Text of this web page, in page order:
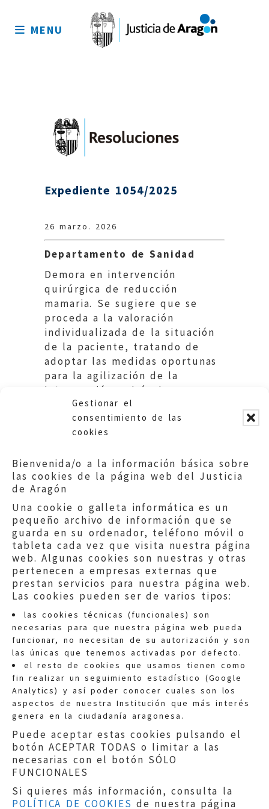
Gestionar el
consentimiento de las
cookies
Bienvenida/o a la información básica sobre
las cookies de la página web del Justicia
de Aragón
Una cookie o galleta informática es un
pequeño archivo de información que se
guarda en su ordenador, teléfono móvil o
tableta cada vez que visita nuestra página
web. Algunas cookies son nuestras y otras
pertenecen a empresas externas que
prestan servicios para nuestra página web.
Las cookies pueden ser de varios tipos:
las cookies técnicas (funcionales) son
necesarias para que nuestra página web pueda
funcionar, no necesitan de su autorización y son
las únicas que tenemos activadas por defecto.
el resto de cookies que usamos tienen como
fin realizar un seguimiento estadístico (Google
Analytics) y así poder conocer cuales son los
aspectos de nuestra Institución que más interés
genera en la ciudadanía aragonesa.
Puede aceptar estas cookies pulsando el
botón ACEPTAR TODAS o limitar a las
necesarias con el botón SÓLO
FUNCIONALES
Si quieres más información, consulta la
POLÍTICA DE COOKIES de nuestra página
sitio
MENU
Expediente 1054/2025
26 marzo. 2026
Departamento de Sanidad
Demora en intervención
quirúrgica de reducción
mamaria. Se sugiere que se
proceda a la valoración
individualizada de la situación
de la paciente, tratando de
adoptar las medidas oportunas
para la agilización de la
intervención quirúrgica
indicada.
Quejas:quejas@eljusticiadearagon.es
Información general:
informacion@eljusticiadearagon.es
Teléfonos:900 210 210/